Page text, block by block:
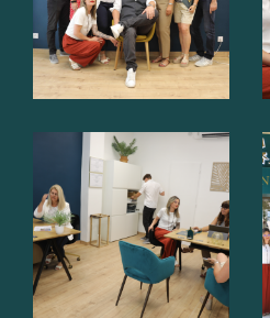
Transactions
L’achat ou la vente d’un
un parcours complexe, et
à la recherche de biens
achat immobilier
ou que
vendre votre bien, notre
dans chaque phase de la
immobilière. Gabriele
annonces de vente
jardin, appartements